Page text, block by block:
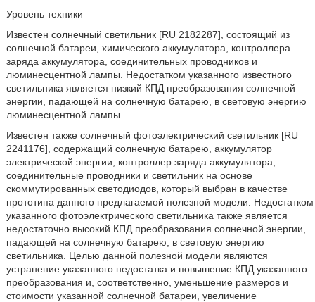
Уровень техники
Известен солнечный светильник [RU 2182287], состоящий из
солнечной батареи, химического аккумулятора, контроллера
заряда аккумулятора, соединительных проводников и
люминесцентной лампы. Недостатком указанного известного
светильника является низкий КПД преобразования солнечной
энергии, падающей на солнечную батарею, в световую энергию
люминесцентной лампы.
Известен также солнечный фотоэлектрический светильник [RU
2241176], содержащий солнечную батарею, аккумулятор
электрической энергии, контроллер заряда аккумулятора,
соединительные проводники и светильник на основе
скоммутированных светодиодов, который выбран в качестве
прототипа данного предлагаемой полезной модели. Недостатком
указанного фотоэлектрического светильника также является
недостаточно высокий КПД преобразования солнечной энергии,
падающей на солнечную батарею, в световую энергию
светильника. Целью данной полезной модели являются
устранение указанного недостатка и повышение КПД указанного
преобразования и, соответственно, уменьшение размеров и
стоимости указанной солнечной батареи, увеличение